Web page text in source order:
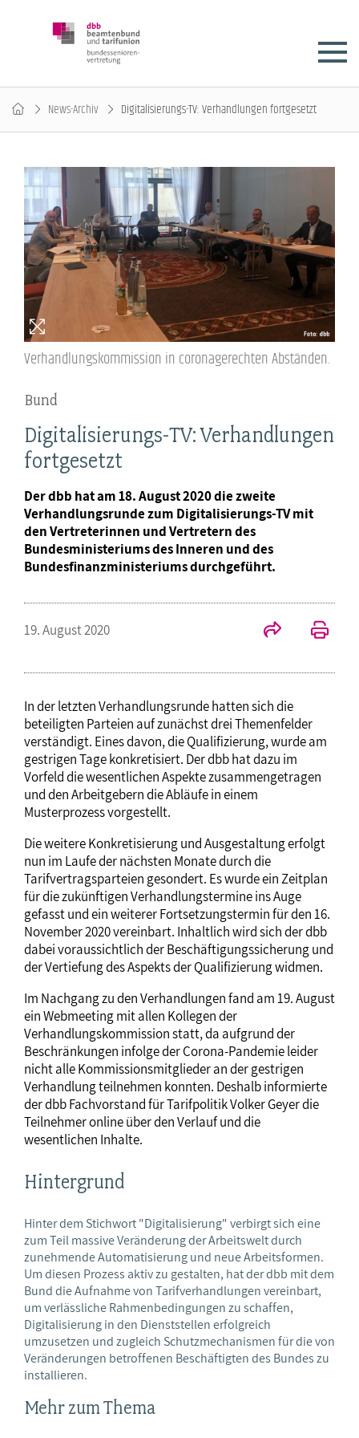
News-Archiv Digitalisierungs-TV: Verhandlungen fortgesetzt
Verhandlungskommission in coronagerechten Abständen.
Bund
Digitalisierungs-TV: Verhandlungen
fortgesetzt
Der dbb hat am 18. August 2020 die zweite
Verhandlungsrunde zum Digitalisierungs-TV mit
den Vertreterinnen und Vertretern des
Bundesministeriums des Inneren und des
Bundesfinanzministeriums durchgeführt.
19. August 2020
In der letzten Verhandlungsrunde hatten sich die
beteiligten Parteien auf zunächst drei Themenfelder
verständigt. Eines davon, die Qualifizierung, wurde am
gestrigen Tage konkretisiert. Der dbb hat dazu im
Vorfeld die wesentlichen Aspekte zusammengetragen
und den Arbeitgebern die Abläufe in einem
Musterprozess vorgestellt.
Die weitere Konkretisierung und Ausgestaltung erfolgt
nun im Laufe der nächsten Monate durch die
Tarifvertragsparteien gesondert. Es wurde ein Zeitplan
für die zukünftigen Verhandlungstermine ins Auge
gefasst und ein weiterer Fortsetzungstermin für den 16.
November 2020 vereinbart. Inhaltlich wird sich der dbb
dabei voraussichtlich der Beschäftigungssicherung und
der Vertiefung des Aspekts der Qualifizierung widmen.
Im Nachgang zu den Verhandlungen fand am 19. August
ein Webmeeting mit allen Kollegen der
Verhandlungskommission statt, da aufgrund der
Beschränkungen infolge der Corona-Pandemie leider
nicht alle Kommissionsmitglieder an der gestrigen
Verhandlung teilnehmen konnten. Deshalb informierte
der dbb Fachvorstand für Tarifpolitik Volker Geyer die
Teilnehmer online über den Verlauf und die
wesentlichen Inhalte.
Hintergrund
Hinter dem Stichwort "Digitalisierung" verbirgt sich eine
zum Teil massive Veränderung der Arbeitswelt durch
zunehmende Automatisierung und neue Arbeitsformen.
Um diesen Prozess aktiv zu gestalten, hat der dbb mit dem
Bund die Aufnahme von Tarifverhandlungen vereinbart,
um verlässliche Rahmenbedingungen zu schaffen,
Digitalisierung in den Dienststellen erfolgreich
umzusetzen und zugleich Schutzmechanismen für die von
Veränderungen betroffenen Beschäftigten des Bundes zu
installieren.
Mehr zum Thema